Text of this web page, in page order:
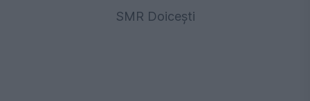
SMR Doicești